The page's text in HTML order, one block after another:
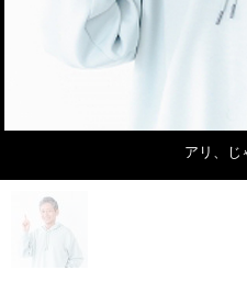
アリ、じ